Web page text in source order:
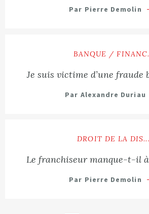
Par Pierre Demolin
BANQUE /
Je suis victime d’une fraude
Par Alexandre Duriau
DROIT DE LA DIS...
Le franchiseur manque-t-il à
Par Pierre Demolin